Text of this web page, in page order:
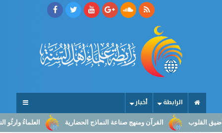
الرابطة أخبار
العلماءُ وارثُو النبوّة: من القرآن ومنهج صناعة النماذج الحضارية